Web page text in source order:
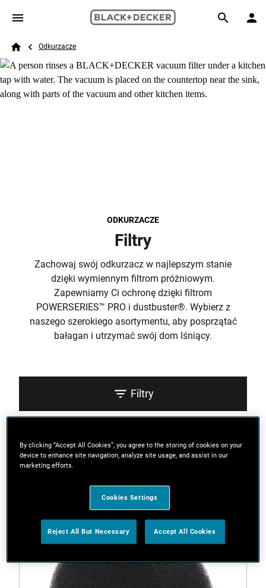
Skip to main content
Search
Breadcrumb
Odkurzacze
ODKURZACZE
Filtry
Zachowaj swój odkurzacz w najlepszym stanie
dzięki wymiennym filtrom próżniowym.
Zapewniamy Ci ochronę dzięki filtrom
POWERSERIES™ PRO i dustbuster®. Wybierz z
naszego szerokiego asortymentu, aby posprzątać
bałagan i utrzymać swój dom lśniący.
Filtry
By clicking “Accept All Cookies”, you agree to the storing of cookies on your
device to enhance site navigation, analyze site usage, and assist in our
marketing efforts.
Cookies Settings
Reject All But Necessary Accept All Cookies